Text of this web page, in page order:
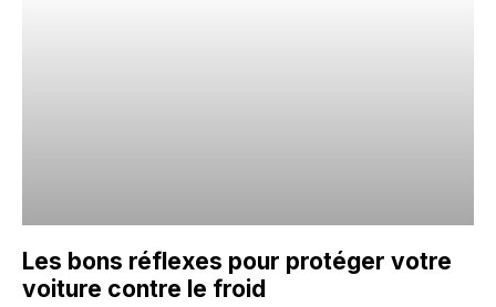
Les bons réflexes pour protéger votre
voiture contre le froid